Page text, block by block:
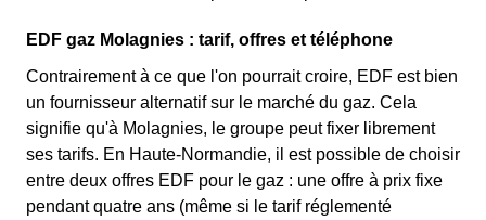
EDF gaz Molagnies : tarif, offres et téléphone
Contrairement à ce que l'on pourrait croire, EDF est bien
un fournisseur alternatif sur le marché du gaz. Cela
signifie qu'à Molagnies, le groupe peut fixer librement
ses tarifs. En Haute-Normandie, il est possible de choisir
entre deux offres EDF pour le gaz : une offre à prix fixe
pendant quatre ans (même si le tarif réglementé